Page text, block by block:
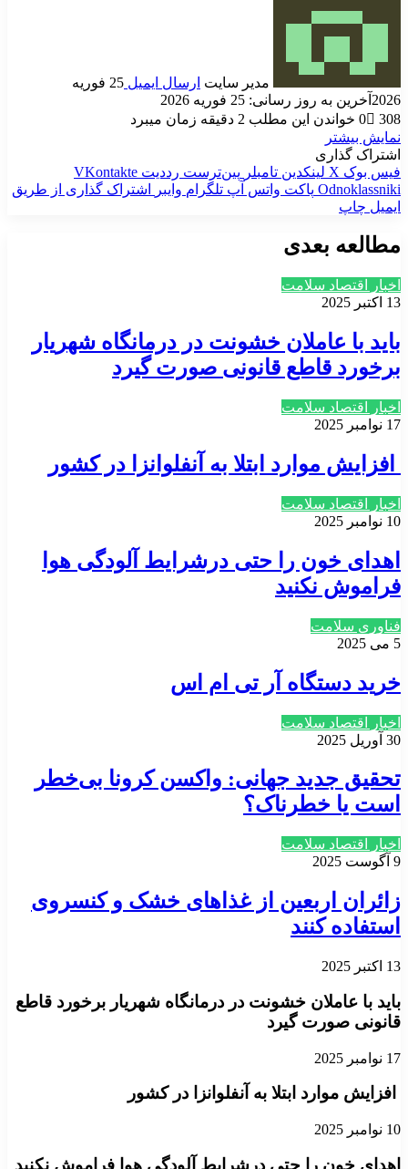
مدیر سایت ارسال ایمیل
25 فوریه
2026 آخرین به روز رسانی: 25 فوریه 2026
0
308
خواندن این مطلب 2 دقیقه زمان میبرد
نمایش بیشتر
اشتراک گذاری
فیس بوک X لینکدین ‫تامبلر ‫پین‌ترست ‫رددیت ‫VKontakte
‫Odnoklassniki پاکت واتس آپ تلگرام وایبر
اشتراک گذاری از طریق
ایمیل چاپ
مطالعه بعدی
اخبار اقتصاد سلامت
13 اکتبر 2025
باید با عاملان خشونت در درمانگاه شهریار
برخورد قاطع قانونی صورت گیرد
اخبار اقتصاد سلامت
17 نوامبر 2025
افزایش موارد ابتلا به آنفلوانزا در کشور
اخبار اقتصاد سلامت
10 نوامبر 2025
اهدای خون را حتی درشرایط آلودگی هوا
فراموش نکنید
فناوری سلامت
5 می 2025
خرید دستگاه آر تی ام اس
اخبار اقتصاد سلامت
30 آوریل 2025
تحقیق جدید جهانی: واکسن کرونا بی‌خطر
است یا خطرناک؟
اخبار اقتصاد سلامت
9 آگوست 2025
زائران اربعین از غذاهای خشک و کنسروی
استفاده کنند
13 اکتبر 2025
باید با عاملان خشونت در درمانگاه شهریار برخورد قاطع
قانونی صورت گیرد
17 نوامبر 2025
افزایش موارد ابتلا به آنفلوانزا در کشور
10 نوامبر 2025
اهدای خون را حتی درشرایط آلودگی هوا فراموش نکنید